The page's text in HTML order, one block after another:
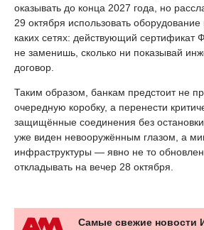
оказывать до конца 2027 года, но
29 октября использовать оборудование
каких сетях: действующий сертификат
не заменишь, сколько ни показывай
договор.
Таким образом, банкам предстоит не
очередную коробку, а перенести
защищённые соединения без
уже виден невооружённым глазом, а
инфраструктуры — явно не то
откладывать на вечер 28 октября.
Самые свежие новости